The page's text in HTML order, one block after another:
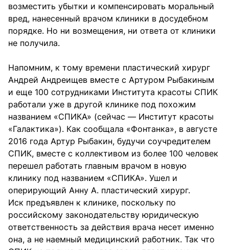
возместить убытки и компенсировать моральный
вред, нанесенный врачом клиники в досудебном
порядке. Но ни возмещения, ни ответа от клиники
не получила.
Напомним, к тому времени пластический хирург
Андрей Андреищев вместе с Артуром Рыбакиным
и еще 100 сотрудниками Института красоты СПИК
работали уже в другой клинике под похожим
названием «СПИКА» (сейчас — Институт красоты
«Галактика»). Как сообщала «Фонтанка», в августе
2016 года Артур Рыбакин, будучи соучредителем
СПИК, вместе с коллективом из более 100 человек
перешел работать главным врачом в новую
клинику под названием «СПИКА». Ушел и
оперирующий Анну А. пластический хирург.
Иск предъявлен к клинике, поскольку по
российскому законодательству юридическую
ответственность за действия врача несет именно
она, а не наемный медицинский работник. Так что